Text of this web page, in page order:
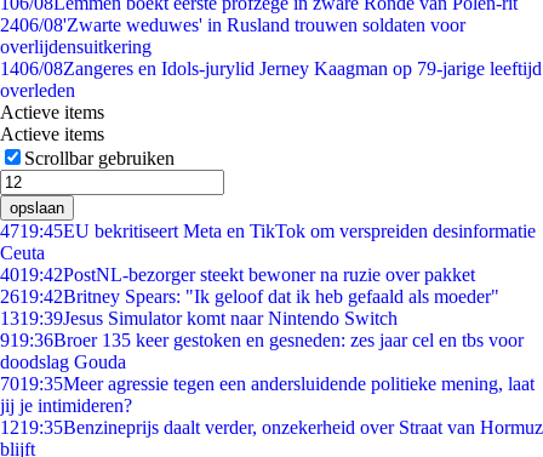
2406/08'Zwarte weduwes' in Rusland trouwen soldaten voor
overlijdensuitkering
1406/08Zangeres en Idols-jurylid Jerney Kaagman op 79-jarige leeftijd
overleden
Actieve items
Actieve items
Scrollbar gebruiken
opslaan
4719:45EU bekritiseert Meta en TikTok om verspreiden desinformatie
Ceuta
4019:42PostNL-bezorger steekt bewoner na ruzie over pakket
2619:42Britney Spears: "Ik geloof dat ik heb gefaald als moeder"
1319:39Jesus Simulator komt naar Nintendo Switch
919:36Broer 135 keer gestoken en gesneden: zes jaar cel en tbs voor
doodslag Gouda
7019:35Meer agressie tegen een andersluidende politieke mening, laat
jij je intimideren?
1219:35Benzineprijs daalt verder, onzekerheid over Straat van Hormuz
blijft